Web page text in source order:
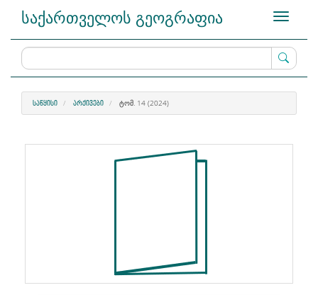
Main
Navigation
Main
Sidebar
Toggle
საქართველოს გეოგრაფია
ᲡᲐᲬᲧᲘᲡᲘ ᲐᲠᲥᲘᲕᲔᲑᲘ ᲢᲝᲛ. 14 (2024)